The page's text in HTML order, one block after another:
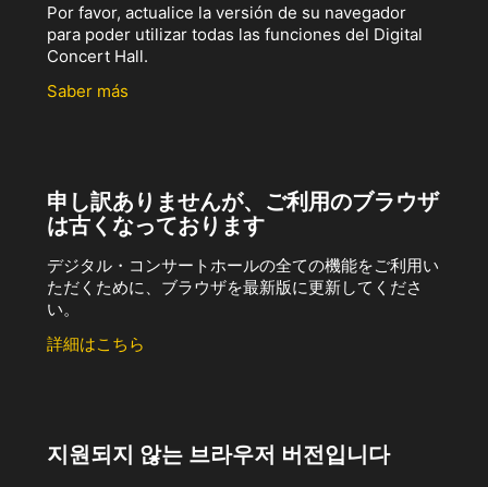
Por favor, actualice la versión de su navegador
para poder utilizar todas las funciones del Digital
Concert Hall.
Saber más
申し訳ありませんが、ご利用のブラウザ
は古くなっております
デジタル・コンサートホールの全ての機能をご利用い
ただくために、ブラウザを最新版に更新してくださ
い。
詳細はこちら
지원되지 않는 브라우저 버전입니다